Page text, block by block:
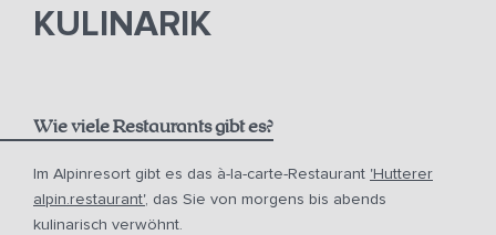
Kostenloser Parkplatz am Hotel
Spiele zum Ausleihen
KULINARIK
Wie viele Restaurants gibt es?
Im Alpinresort gibt es das à-la-carte-Restaurant 'Hutterer
alpin.restaurant', das Sie von morgens bis abends
kulinarisch verwöhnt.